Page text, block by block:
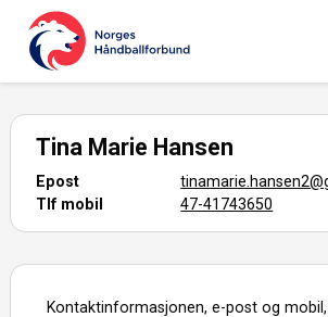
Tina Marie Hansen
Epost
Tlf mobil
47-41743650
Kontaktinformasjonen, e-post og